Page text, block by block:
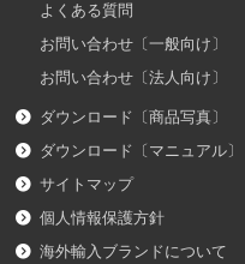
よくある質問
お問い合わせ〔一般向け〕
お問い合わせ〔法人向け〕
ダウンロード〔商品写真〕
ダウンロード〔マニュアル〕
サイトマップ
個人情報保護方針
海外輸入ブランドについて